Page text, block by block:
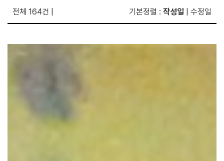
전체 164건 기본정렬 : 작성일 수정일